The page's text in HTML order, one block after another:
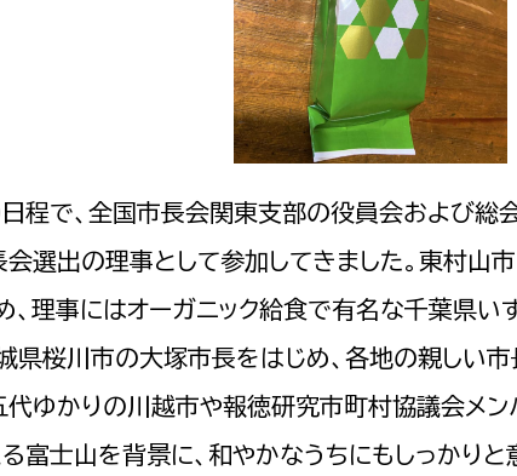
教育部
教育総務課
保健給食課
教育指導課
程で、全国市長会関東支部の役員会および総
選出の理事として参加してきました。東村山
、理事にはオーガニック給食で有名な千葉県
県桜川市の大塚市長をはじめ、各地の親しい
代ゆかりの川越市や報徳研究市町村協議会メ
る富士山を背景に、和やかなうちにもしっかり